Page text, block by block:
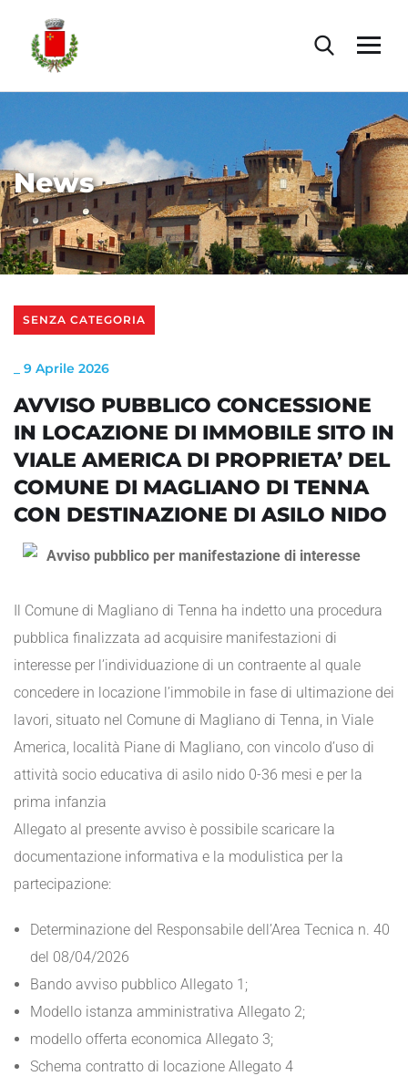
News
SENZA CATEGORIA
9 Aprile 2026
AVVISO PUBBLICO CONCESSIONE
IN LOCAZIONE DI IMMOBILE SITO IN
VIALE AMERICA DI PROPRIETA’ DEL
COMUNE DI MAGLIANO DI TENNA
CON DESTINAZIONE DI ASILO NIDO
Avviso pubblico per manifestazione di interesse
Il Comune di Magliano di Tenna ha indetto una procedura
pubblica finalizzata ad acquisire manifestazioni di
interesse per l’individuazione di un contraente al quale
concedere in locazione l’immobile in fase di ultimazione dei
lavori, situato nel Comune di Magliano di Tenna, in Viale
America, località Piane di Magliano, con vincolo d’uso di
attività socio educativa di asilo nido 0-36 mesi e per la
prima infanzia
Allegato al presente avviso è possibile scaricare la
documentazione informativa e la modulistica per la
partecipazione:
Determinazione del Responsabile dell’Area Tecnica n. 40
del 08/04/2026
Bando avviso pubblico Allegato 1;
Modello istanza amministrativa Allegato 2;
modello offerta economica Allegato 3;
Schema contratto di locazione Allegato 4